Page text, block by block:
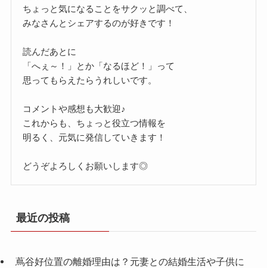
ちょっと気になることをサクッと調べて、
みなさんとシェアするのが好きです！
読んだあとに
「へぇ～！」とか「なるほど！」って
思ってもらえたらうれしいです。
コメントや感想も大歓迎♪
これからも、ちょっと役立つ情報を
明るく、元気に発信していきます！
どうぞよろしくお願いします◎
最近の投稿
蔦谷好位置の離婚理由は？元妻との結婚生活や子供に